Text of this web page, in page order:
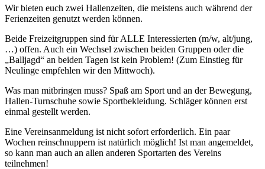
Wir bieten euch zwei Hallenzeiten, die meistens auch während der
Ferienzeiten genutzt werden können.
Beide Freizeitgruppen sind für ALLE Interessierten (m/w, alt/jung,
…) offen. Auch ein Wechsel zwischen beiden Gruppen oder die
„Balljagd“ an beiden Tagen ist kein Problem! (Zum Einstieg für
Neulinge empfehlen wir den Mittwoch).
Was man mitbringen muss? Spaß am Sport und an der Bewegung,
Hallen-Turnschuhe sowie Sportbekleidung. Schläger können erst
einmal gestellt werden.
Eine Vereinsanmeldung ist nicht sofort erforderlich. Ein paar
Wochen reinschnuppern ist natürlich möglich! Ist man angemeldet,
so kann man auch an allen anderen Sportarten des Vereins
teilnehmen!